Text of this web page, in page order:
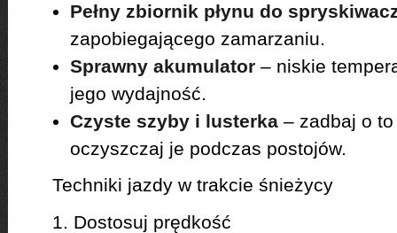
Pełny zbiornik płynu do
zapobiegającego zamarzaniu.
Sprawny akumulator– niskie
jego wydajność.
Czyste szyby i lusterka– zadbaj o to
oczyszczaj je podczas postojów.
Techniki jazdy w trakcie śnieżycy
1. Dostosuj prędkość